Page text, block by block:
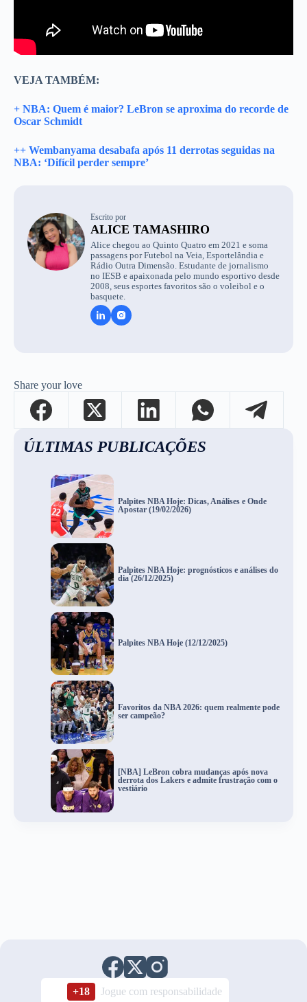
VEJA TAMBÉM:
+ NBA: Quem é maior? LeBron se aproxima do recorde de
Oscar Schmidt
++ Wembanyama desabafa após 11 derrotas seguidas na
NBA: ‘Difícil perder sempre’
Escrito por
ALICE TAMASHIRO
Alice chegou ao Quinto Quatro em 2021 e soma
passagens por Futebol na Veia, Esportelândia e
Rádio Outra Dimensão. Estudante de jornalismo
no IESB e apaixonada pelo mundo esportivo desde
2008, seus esportes favoritos são o voleibol e o
basquete.
Share your love
ÚLTIMAS PUBLICAÇÕES
Palpites NBA Hoje: Dicas, Análises e Onde
Apostar (19/02/2026)
Palpites NBA Hoje: prognósticos e análises do
dia (26/12/2025)
Palpites NBA Hoje (12/12/2025)
Favoritos da NBA 2026: quem realmente pode
ser campeão?
[NBA] LeBron cobra mudanças após nova
derrota dos Lakers e admite frustração com o
vestiário
+18 Jogue com responsabilidade